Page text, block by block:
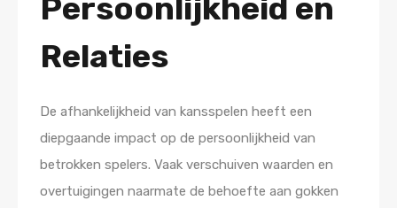
Persoonlijkheid en
Relaties
De afhankelijkheid van kansspelen heeft een
diepgaande impact op de persoonlijkheid van
betrokken spelers. Vaak verschuiven waarden en
overtuigingen naarmate de behoefte aan gokken